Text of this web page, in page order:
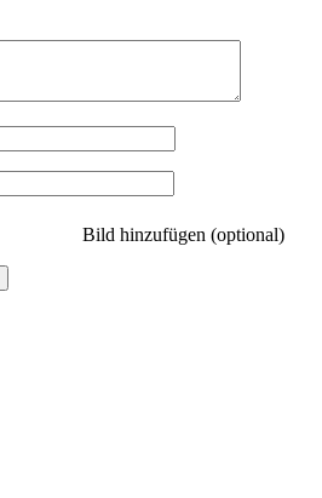
Bild hinzufügen (optional)